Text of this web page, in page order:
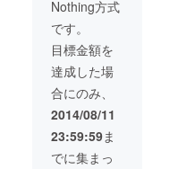
Ｔシャツ１枚 ・
参加団体１団体
のオリジナル
グッズ１個 ・
フェスティバル
ドキュメント
DVD ・オリジナ
ルフォトブック
Mr.BUNBUNの
パフォーマンス
Nothing方式
です。
目標金額を
達成した場
合にのみ、
2014/08/11
23:59:59ま
でに集まっ